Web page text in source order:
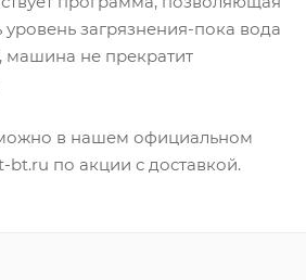
уровень загрязнения-пока вода
машина не прекратит
в нашем официальном
bt.ru по акции с доставкой.